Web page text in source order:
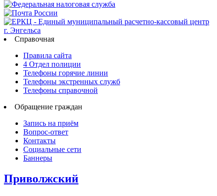
Справочная
Правила сайта
4 Отдел полиции
Телефоны горячие линии
Телефоны экстренных служб
Телефоны справочной
Обращение граждан
Запись на приём
Вопрос-ответ
Контакты
Социальные сети
Баннеры
Приволжский